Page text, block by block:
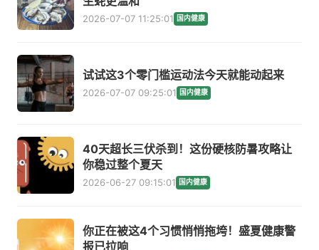
2026-07-07 11:25:01 国内健康
试试这3个零门槛运动法今天就能动起来
2026-07-07 09:25:01 国内健康
40天超长三伏杀到！这份硬核防暑攻略让
你稳过整个夏天
2026-06-27 09:15:01 国内健康
你正在被这4个习惯悄悄拖垮！盛夏健康警
报已拉响